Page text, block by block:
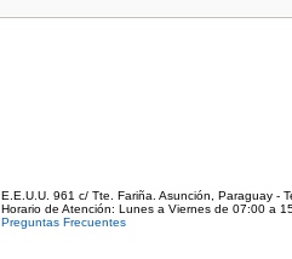
E.E.U.U. 961 c/ Tte. Fariña. Asunción, Paraguay -
Horario de Atención: Lunes a Viernes de 07:00 a
Preguntas Frecuentes